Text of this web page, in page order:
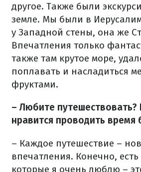
другое. Также были
земле. Мы были в
у Западной стены, она же
Впечатления только
также там крутое море,
поплавать и насладиться
фруктами.
– Любите путешествовать?
нравится проводить время
– Каждое путешествие –
впечатления. Конечно,
которые я очень люблю –